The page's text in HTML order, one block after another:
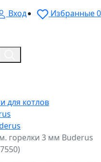
Вход Избранные0
для котлов
горелки 3 мм Buderus